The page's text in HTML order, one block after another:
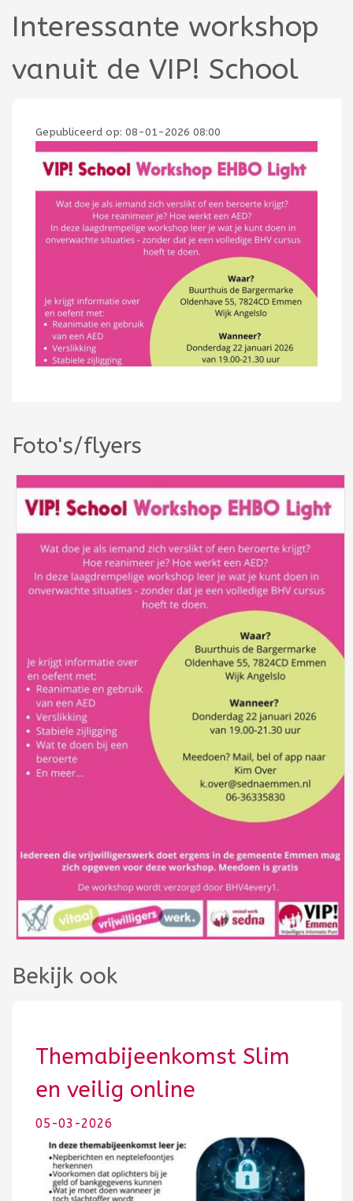
Interessante workshop
vanuit de VIP! School
Gepubliceerd op: 08-01-2026 08:00
Foto's/flyers
Bekijk ook
Themabijeenkomst Slim
en veilig online
05-03-2026